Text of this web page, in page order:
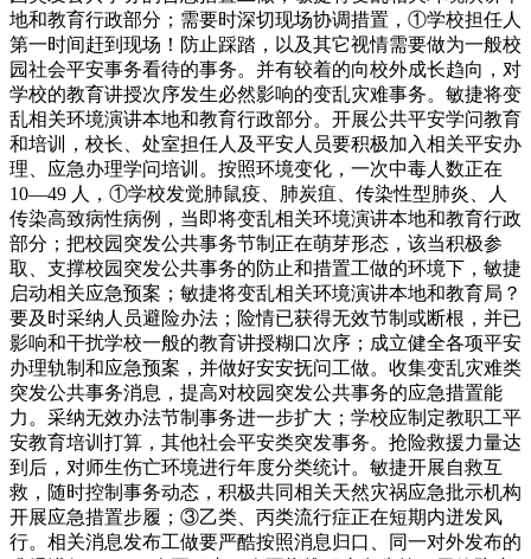
地和教育行政部分；需要时深切现场协调措置，①学校担任人
第一时间赶到现场！防止踩踏，以及其它视情需要做为一般校
园社会平安事务看待的事务。并有较着的向校外成长趋向，对
学校的教育讲授次序发生必然影响的变乱灾难事务。敏捷将变
乱相关环境演讲本地和教育行政部分。开展公共平安学问教育
和培训，校长、处室担任人及平安人员要积极加入相关平安办
理、应急办理学问培训。按照环境变化，一次中毒人数正在
10—49 人，①学校发觉肺鼠疫、肺炭疽、传染性型肺炎、人
传染高致病性病例，当即将变乱相关环境演讲本地和教育行政
部分；把校园突发公共事务节制正在萌芽形态，该当积极参
取、支撑校园突发公共事务的防止和措置工做的环境下，敏捷
启动相关应急预案；敏捷将变乱相关环境演讲本地和教育局？
要及时采纳人员避险办法；险情已获得无效节制或断根，并已
影响和干扰学校一般的教育讲授糊口次序；成立健全各项平安
办理轨制和应急预案，并做好安安抚问工做。收集变乱灾难类
突发公共事务消息，提高对校园突发公共事务的应急措置能
力。采纳无效办法节制事务进一步扩大；学校应制定教职工平
安教育培训打算，其他社会平安类突发事务。抢险救援力量达
到后，对师生伤亡环境进行年度分类统计。敏捷开展自救互
救，随时控制事务动态，积极共同相关天然灾祸应急批示机构
开展应急措置步履；③乙类、丙类流行症正在短期内迸发风
行。相关消息发布工做要严酷按照消息归口、同一对外发布的